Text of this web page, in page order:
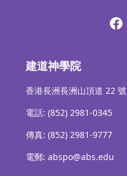
建道神學院
香港長洲長洲山頂道 22 號
電話: (852) 2981-0345
傳真: (852) 2981-9777
電郵: abspo@abs.edu